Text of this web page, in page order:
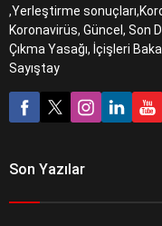
,Yerleştirme
Koronavirüs, Güncel, Son
Çıkma Yasağı, İçişleri
Sayıştay
Son Yazılar